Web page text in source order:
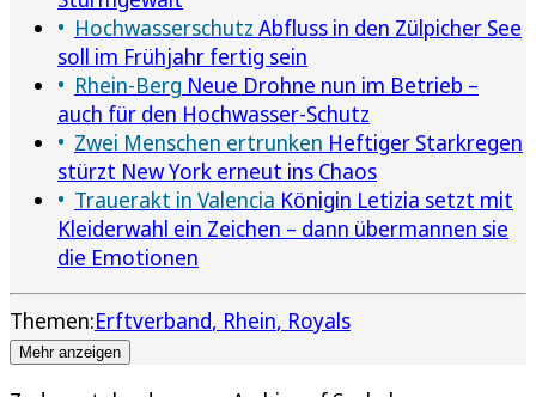
Hochwasserschutz Abfluss in den Zülpicher See
soll im Frühjahr fertig sein
Rhein-Berg Neue Drohne nun im Betrieb –
auch für den Hochwasser-Schutz
Zwei Menschen ertrunken Heftiger Starkregen
stürzt New York erneut ins Chaos
Trauerakt in Valencia Königin Letizia setzt mit
Kleiderwahl ein Zeichen – dann übermannen sie
die Emotionen
Themen:Erftverband Rhein Royals
Mehr anzeigen